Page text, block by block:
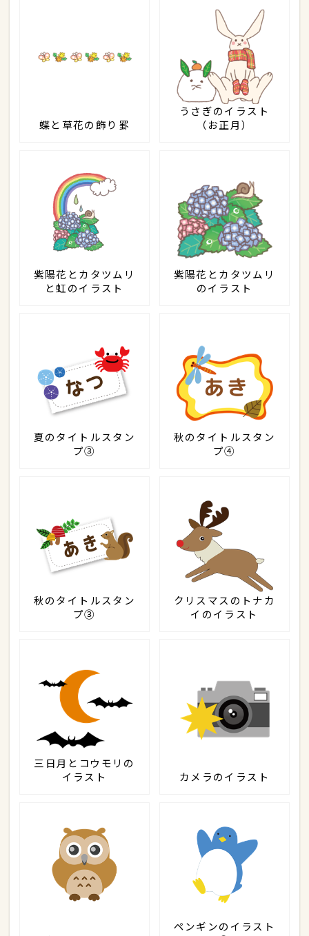
蝶と草花の飾り罫
うさぎのイラスト
（お正月）
紫陽花とカタツムリ
と虹のイラスト
紫陽花とカタツムリ
のイラスト
夏のタイトルスタン
プ③
秋のタイトルスタン
プ④
秋のタイトルスタン
プ③
クリスマスのトナカ
イのイラスト
三日月とコウモリの
イラスト
カメラのイラスト
ペンギンのイラスト